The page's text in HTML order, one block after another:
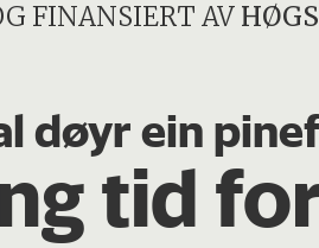
FINANSIERT AV
døyr ein
tid